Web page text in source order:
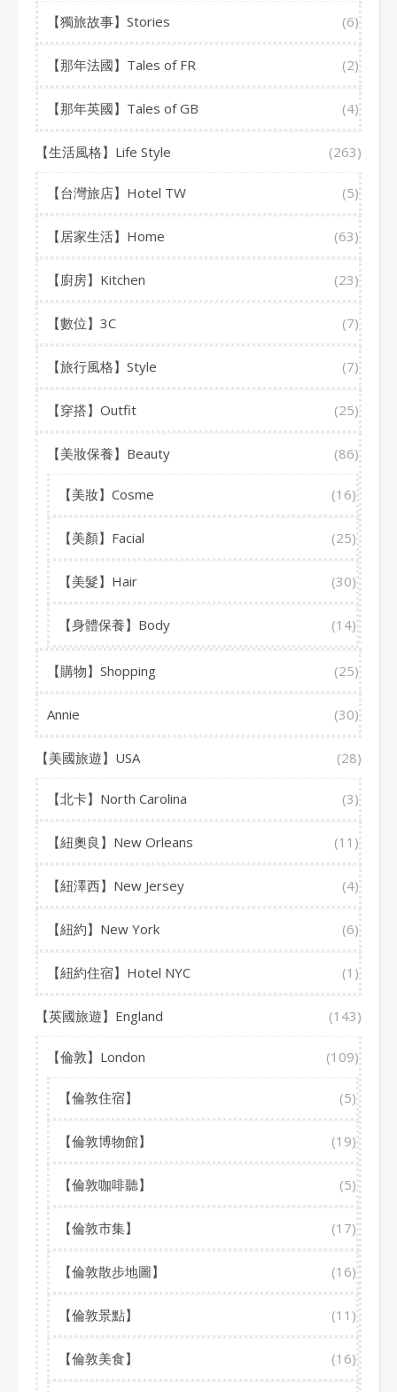
【獨旅故事】Stories (6)
【那年法國】Tales of FR (2)
【那年英國】Tales of GB (4)
【生活風格】Life Style (263)
【台灣旅店】Hotel TW (5)
【居家生活】Home (63)
【廚房】Kitchen (23)
【數位】3C (7)
【旅行風格】Style (7)
【穿搭】Outfit (25)
【美妝保養】Beauty (86)
【美妝】Cosme (16)
【美顏】Facial (25)
【美髮】Hair (30)
【身體保養】Body (14)
【購物】Shopping (25)
Annie (30)
【美國旅遊】USA (28)
【北卡】North Carolina (3)
【紐奧良】New Orleans (11)
【紐澤西】New Jersey (4)
【紐約】New York (6)
【紐約住宿】Hotel NYC (1)
【英國旅遊】England (143)
【倫敦】London (109)
【倫敦住宿】 (5)
【倫敦博物館】 (19)
【倫敦咖啡聽】 (5)
【倫敦市集】 (17)
【倫敦散步地圖】 (16)
【倫敦景點】 (11)
【倫敦美食】 (16)